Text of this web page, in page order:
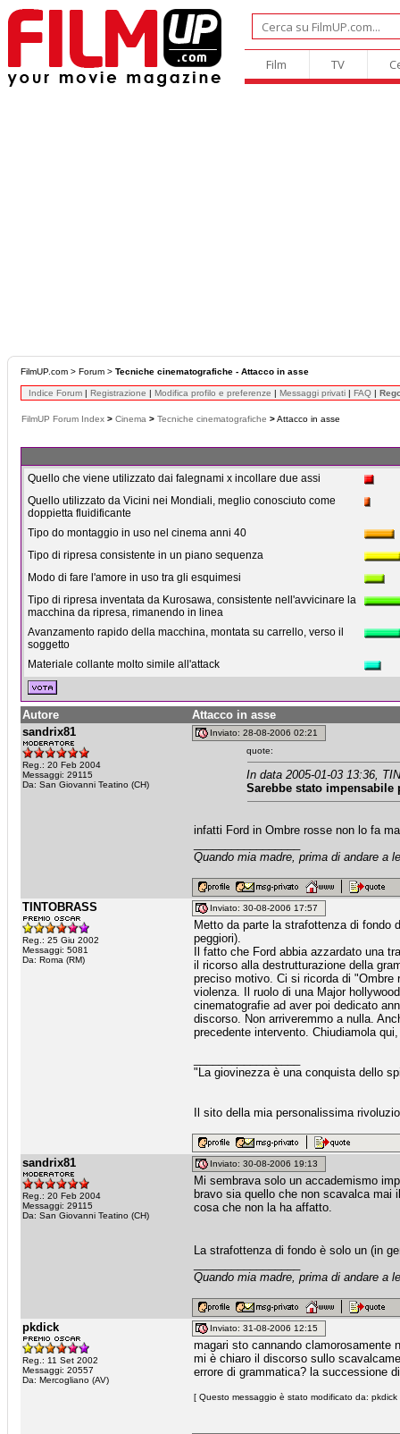
Film TV
FilmUP.com > Forum > Tecniche cinematografiche - Attacco in asse
Indice Forum | Registrazione | Modifica profilo e preferenze | Messaggi privati | FAQ |
FilmUP Forum Index > Cinema > Tecniche cinematografiche >Attacco in asse
Quello che viene utilizzato dai falegnami x incollare due assi
Quello utilizzato da Vicini nei Mondiali, meglio conosciuto come
doppietta fluidificante
Tipo do montaggio in uso nel cinema anni 40
Tipo di ripresa consistente in un piano sequenza
Modo di fare l'amore in uso tra gli esquimesi
Tipo di ripresa inventata da Kurosawa, consistente nell'avvicinare la
macchina da ripresa, rimanendo in linea
Avanzamento rapido della macchina, montata su carrello, verso il
soggetto
Materiale collante molto simile all'attack
Autore
Attacco in asse
sandrix81
Reg.: 20 Feb 2004
Messaggi: 29115
Da: San Giovanni Teatino (CH)
Inviato: 28-08-2006 02:21
quote:
In data 2005-01-03 13:36,
Sarebbe stato
infatti Ford in Ombre rosse non lo fa
Quando mia madre, prima di andare a
TINTOBRASS
Reg.: 25 Giu 2002
Messaggi: 5081
Da: Roma (RM)
Inviato: 30-08-2006 17:57
Metto da parte la strafottenza di fondo
peggiori).
Il fatto che Ford abbia azzardato una
il ricorso alla destrutturazione della
preciso motivo. Ci si ricorda di "Ombre
violenza. Il ruolo di una Major
cinematografie ad aver poi dedicato
discorso. Non arriveremmo a nulla.
precedente intervento. Chiudiamola
"La giovinezza è una conquista dello
Il sito della mia personalissima
sandrix81
Reg.: 20 Feb 2004
Messaggi: 29115
Da: San Giovanni Teatino (CH)
Inviato: 30-08-2006 19:13
Mi sembrava solo un accademismo
bravo sia quello che non scavalca mai
cosa che non la ha affatto.
La strafottenza di fondo è solo un (in
Quando mia madre, prima di andare a
pkdick
Reg.: 11 Set 2002
Messaggi: 20557
Da: Mercogliano (AV)
Inviato: 31-08-2006 12:15
magari sto cannando clamorosamente
mi è chiaro il discorso sullo
errore di grammatica? la successione
[ Questo messaggio è stato modificato da: